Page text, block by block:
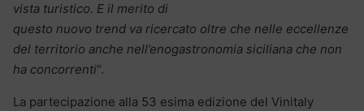
vista turistico. E il merito di
questo nuovo trend va ricercato oltre che nelle eccellenze
del territorio anche nell’enogastronomia siciliana che non
ha concorrenti“.
La partecipazione alla 53 esima edizione del Vinitaly